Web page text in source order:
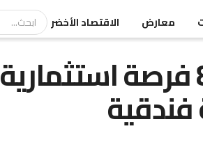
معارض الاقتصاد الأخضر
الحكومة تجهز لطرح 84 فرصة استثمارية